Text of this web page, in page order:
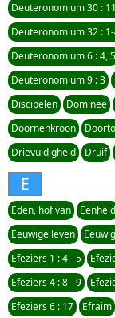
Deuteronomium 30 :
Deuteronomium 32 :
Deuteronomium 6 : 4, 5
Deuteronomium 9 : 3
Discipelen
Dominee
Doornenkroon
Drievuldigheid
Druif
E
Eden, hof van Eenheid
Eeuwige leven
Efeziers 1 : 4 - 5
Efeziers 4 : 8 - 9
Efeziers 6 : 17
Efraim